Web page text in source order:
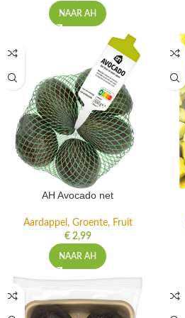
NAAR AH
AH Avocado net
Aardappel, Groente, Fruit
€2,99
NAAR AH